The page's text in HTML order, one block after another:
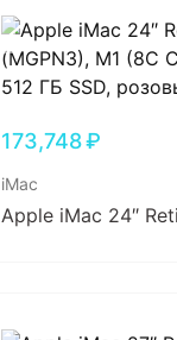
173,748₽
iMac
Apple iMac 24″